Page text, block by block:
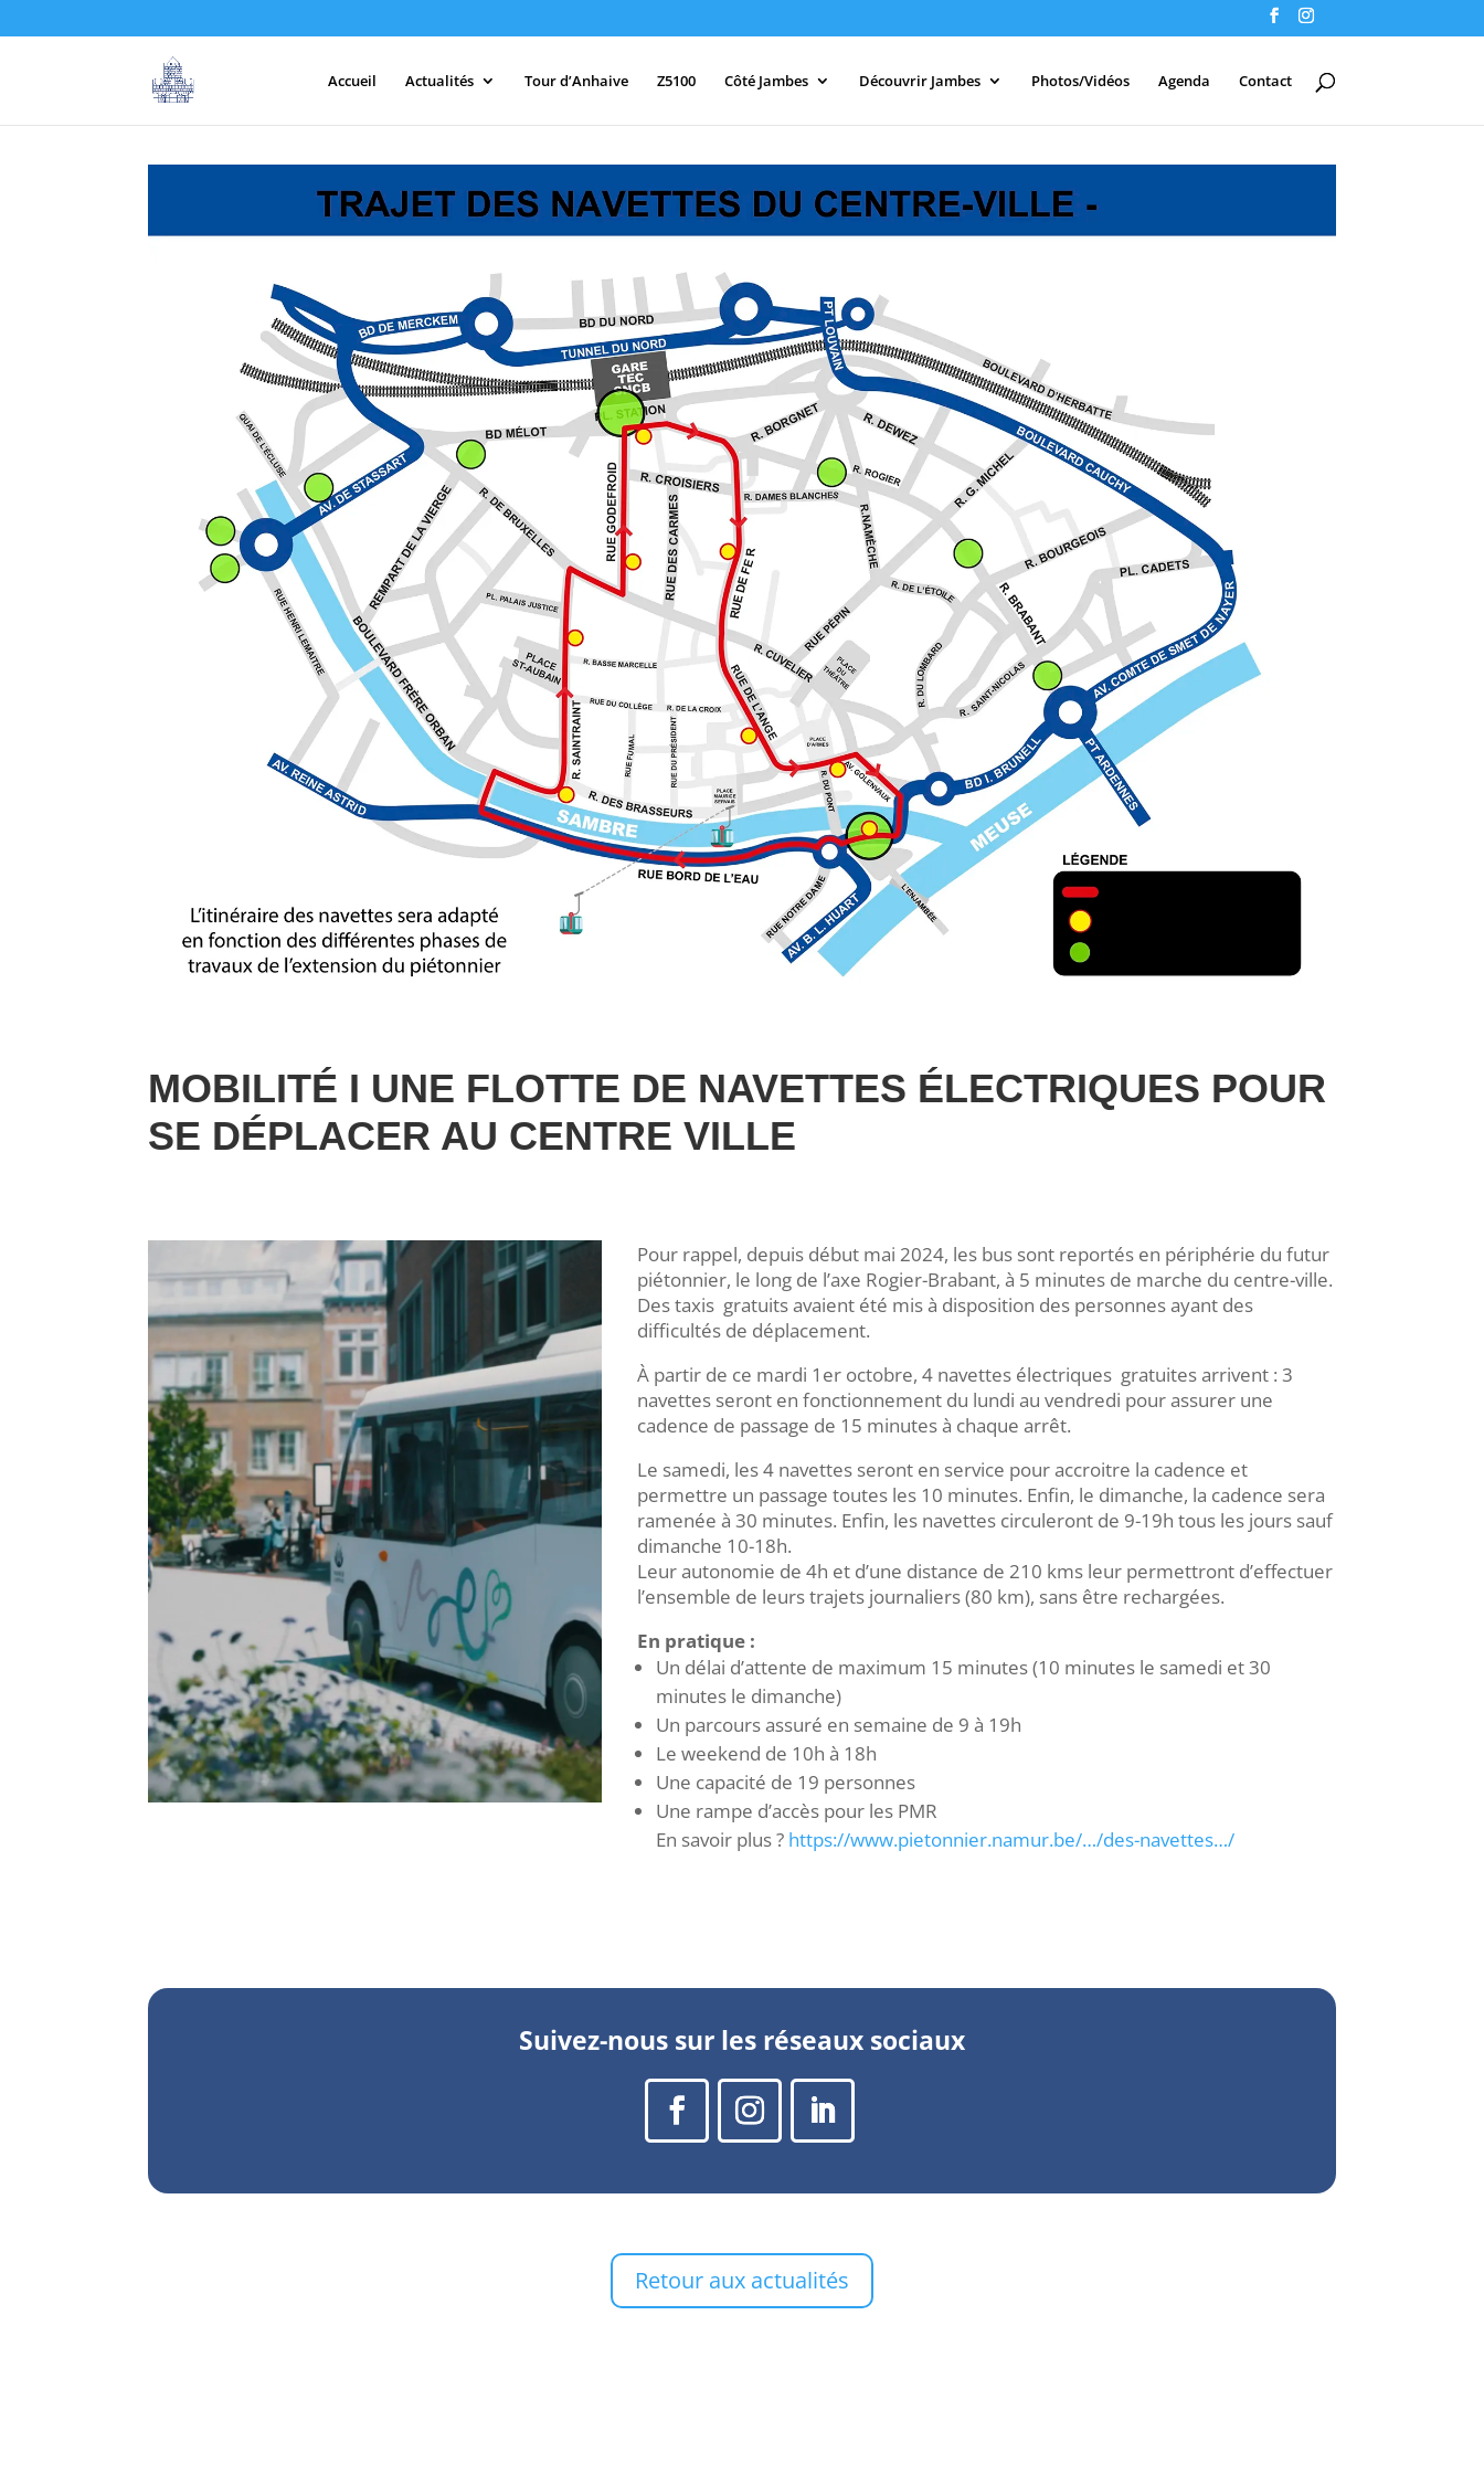
Accueil Actualités Tour d’Anhaive Z5100 Côté Jambes Découvrir Jambes Photos/Vidéos Agenda Contact
MOBILITÉ I UNE FLOTTE DE NAVETTES ÉLECTRIQUES POUR
SE DÉPLACER AU CENTRE VILLE
Pour rappel, depuis début mai 2024, les bus sont reportés en périphérie du futur
piétonnier, le long de l’axe Rogier-Brabant, à 5 minutes de marche du centre-ville.
Des taxis gratuits avaient été mis à disposition des personnes ayant des
difficultés de déplacement.
À partir de ce mardi 1er octobre, 4 navettes électriques gratuites arrivent : 3
navettes seront en fonctionnement du lundi au vendredi pour assurer une
cadence de passage de 15 minutes à chaque arrêt.
Le samedi, les 4 navettes seront en service pour accroitre la cadence et
permettre un passage toutes les 10 minutes. Enfin, le dimanche, la cadence sera
ramenée à 30 minutes. Enfin, les navettes circuleront de 9-19h tous les jours sauf
dimanche 10-18h.
Leur autonomie de 4h et d’une distance de 210 kms leur permettront d’effectuer
l’ensemble de leurs trajets journaliers (80 km), sans être rechargées.
En pratique :
Un délai d’attente de maximum 15 minutes (10 minutes le samedi et 30
minutes le dimanche)
Un parcours assuré en semaine de 9 à 19h
Le weekend de 10h à 18h
Une capacité de 19 personnes
Une rampe d’accès pour les PMR
En savoir plus ? https://www.pietonnier.namur.be/…/des-navettes…/
Suivez-nous sur les réseaux sociaux
Retour aux actualités